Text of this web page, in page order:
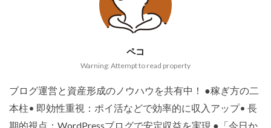
ペコ
Warning: Attempt to read property
ブログ運営と資産形成のノウハウを共有中！ ●稼ぎ方の二
本柱• 即効性重視：ポイ活などで効率的に収入アップ• 長
期的視点：WordPressブログで安定収益を実現 ●「今日か